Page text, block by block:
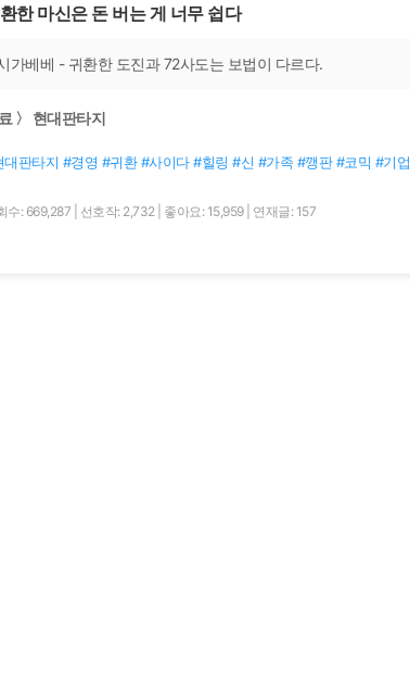
한 마신은 돈 버는 게 너무 쉽다
가베베 - 귀환한 도진과 72사도는 보법이 다르다.
〉 현대판타지
대판타지 #경영 #귀환 #사이다 #힐링 #신 #가족 #깽판 #코믹 #기업
수: 669,287 선호작: 2,732 좋아요: 15,959 연재글: 157